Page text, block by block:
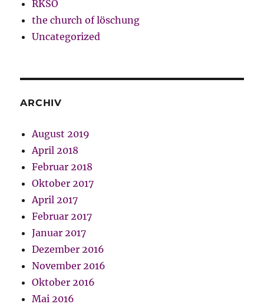
RKSO
the church of löschung
Uncategorized
ARCHIV
August 2019
April 2018
Februar 2018
Oktober 2017
April 2017
Februar 2017
Januar 2017
Dezember 2016
November 2016
Oktober 2016
Mai 2016